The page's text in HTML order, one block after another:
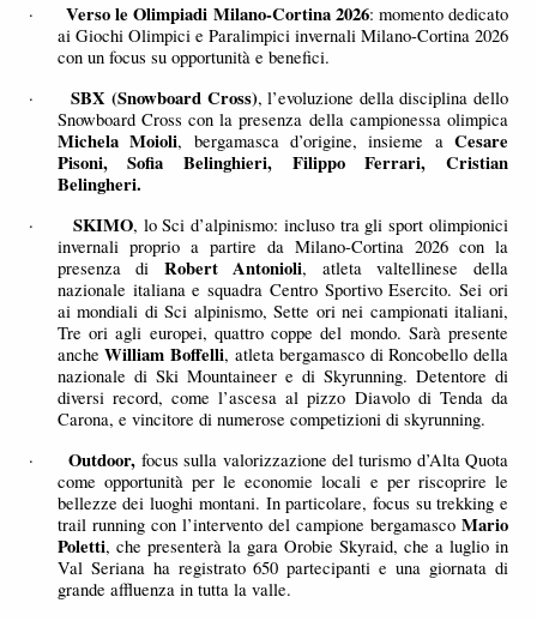
· Verso le Olimpiadi Milano-Cortina 2026: momento dedicato
ai Giochi Olimpici e Paralimpici invernali Milano-Cortina 2026
con un focus su opportunità e benefici.
·
SBX (Snowboard Cross), l’evoluzione della disciplina dello
Snowboard Cross con la presenza della campionessa olimpica
Michela Moioli, bergamasca d’origine, insieme aCesare
Pisoni, Sofia Belinghieri, Filippo Ferrari, Cristian
Belingheri.
· SKIMO, lo Sci d’alpinismo: incluso tra gli sport olimpionici
invernali proprio a partire da Milano-Cortina 2026 con la
presenza di Robert Antonioli, atleta valtellinese della
nazionale italiana e squadra Centro Sportivo Esercito. Sei ori
ai mondiali di Sci alpinismo, Sette ori nei campionati italiani,
Tre ori agli europei, quattro coppe del mondo. Sarà presente
ancheWilliam Boffelli, atleta bergamasco di Roncobello della
nazionale di Ski Mountaineer e di Skyrunning. Detentore di
diversi record, come l’ascesa al pizzo Diavolo di Tenda da
Carona, e vincitore di numerose competizioni di skyrunning.
·
Outdoor, focus sulla valorizzazione del turismo d’Alta Quota
come opportunità per le economie locali e per riscoprire le
bellezze dei luoghi montani. In particolare, focus su trekking e
trail running con l’intervento del campione bergamasco Mario
Poletti, che presenterà la gara Orobie Skyraid, che a luglio in
Val Seriana ha registrato 650 partecipanti e una giornata di
grande affluenza in tutta la valle.